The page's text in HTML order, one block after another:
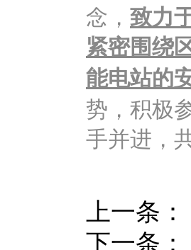
念， 致力
紧密围绕
能电站的
势，积极
手并进，
上一条
下一条